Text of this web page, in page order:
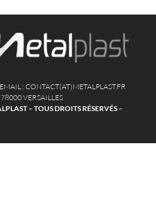
: CONTACT(AT)METALPLAST.FR
VERSAILLES
– TOUS DROITS RÉSERVÉS–